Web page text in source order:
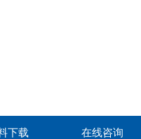
下载 在线咨询